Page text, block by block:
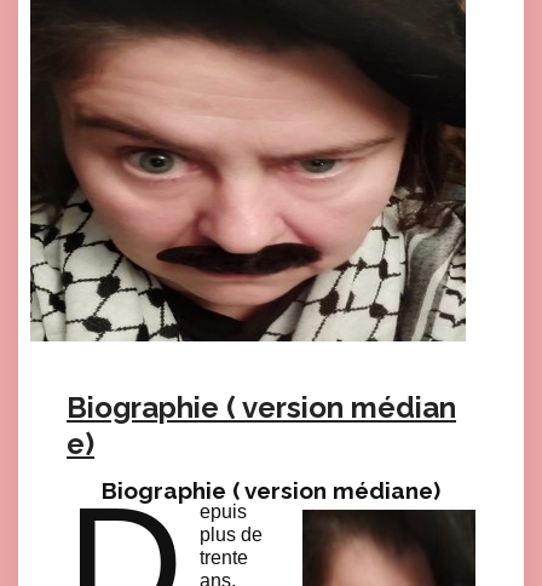
Biographie ( version médian
e)
Biographie ( version médiane)
epuis
plus de
trente
ans,